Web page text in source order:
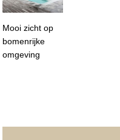
Mooi zicht op
bomenrijke
omgeving